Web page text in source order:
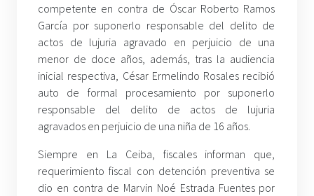
competente en contra de Óscar Roberto Ramos
García por suponerlo responsable del delito de
actos de lujuria agravado en perjuicio de una
menor de doce años, además, tras la audiencia
inicial respectiva, César Ermelindo Rosales recibió
auto de formal procesamiento por suponerlo
responsable del delito de actos de lujuria
agravados en perjuicio de una niña de 16 años.
Siempre en La Ceiba, fiscales informan que,
requerimiento fiscal con detención preventiva se
dio en contra de Marvin Noé Estrada Fuentes por